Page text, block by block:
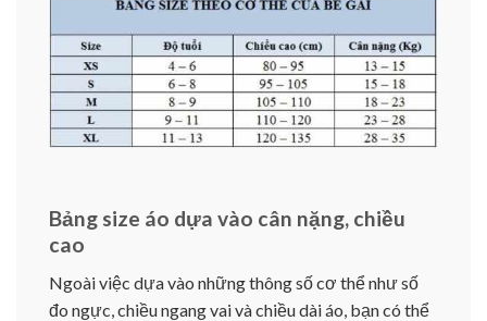
Bảng size áo dựa vào cân nặng, chiều
cao
Ngoài việc dựa vào những thông số cơ thể như số
đo ngực, chiều ngang vai và chiều dài áo, bạn có thể